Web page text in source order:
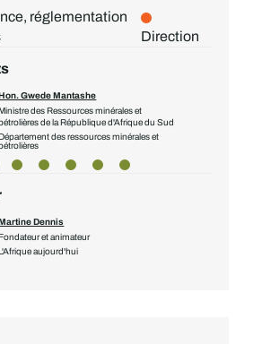
réglementation
Direction
Gwede Mantashe
des Ressources minérales et
de la République d'Afrique du Sud
des ressources minérales et
Dennis
et animateur
aujourd'hui